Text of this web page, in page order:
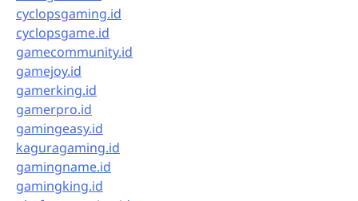
cyclopsgaming.id
cyclopsgame.id
gamecommunity.id
gamejoy.id
gamerking.id
gamerpro.id
gamingeasy.id
kaguragaming.id
gamingname.id
gamingking.id